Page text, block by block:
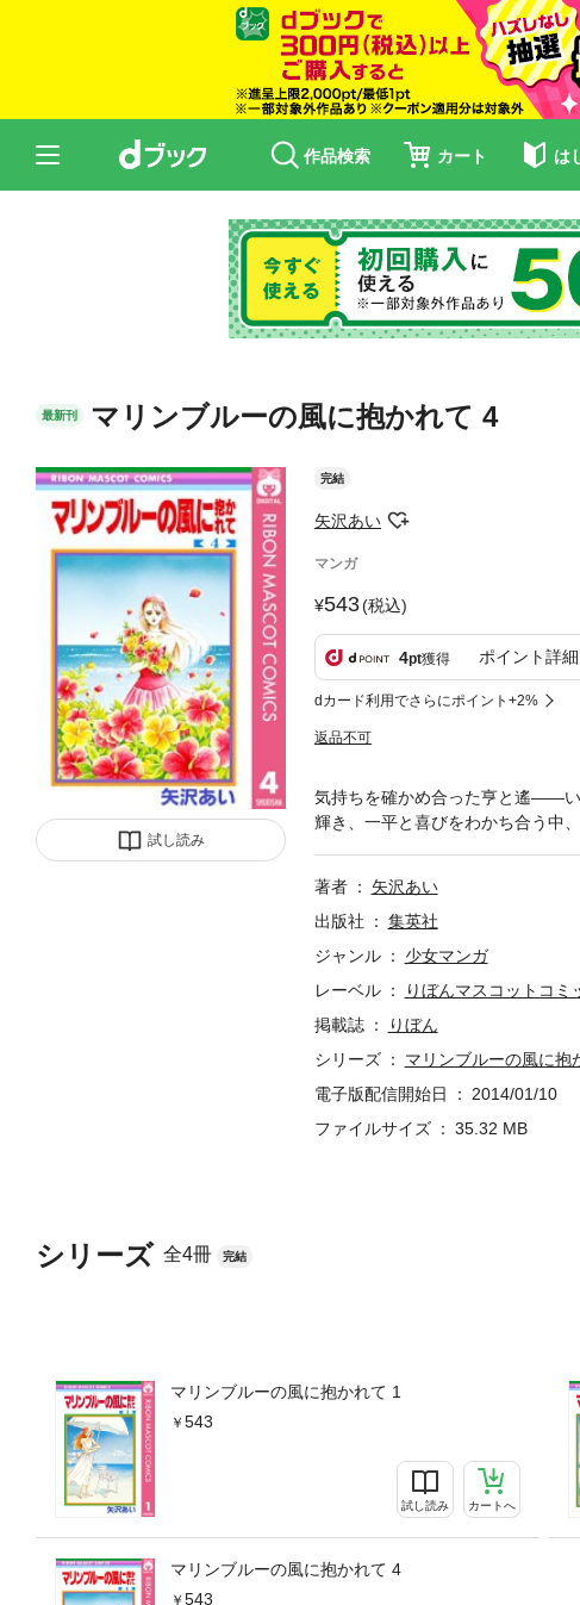
作品検索 カート は
最新刊 マリンブルーの風に抱かれて 4
試し読み
完結
矢沢あい
マンガ
543(税込)
4pt獲得 ポイント詳細
dカード利用でさらにポイント+2%
返品不可
シリーズ 全4冊 完結
マリンブルーの風に抱かれて 1
543
試し読み カートへ
マリンブルーの風に抱かれて 4
543
気持ちを確かめ合った亨と遙――い
輝き、一平と喜びをわかち合う中
著者
矢沢あい
出版社
集英社
ジャンル
少女マンガ
レーベル
りぼんマスコットコミ
掲載誌
りぼん
シリーズ
マリンブルーの風に抱
電子版配信開始日
2014/01/10
ファイルサイズ
35.32 MB